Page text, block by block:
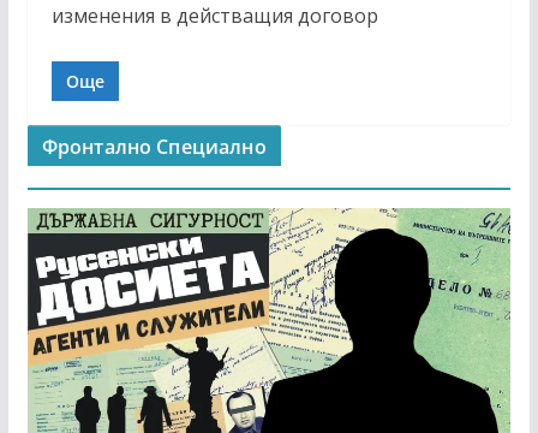
изменения в действащия договор
Още
Фронтално Специално